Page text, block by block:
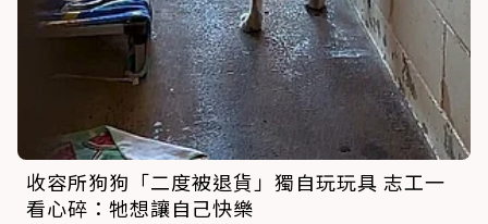
收容所狗狗「二度被退貨」獨自玩玩具 志工一
看心碎：牠想讓自己快樂